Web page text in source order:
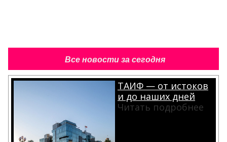
Все новости за сегодня
ТАИФ — от истоков
и до наших дней
Читать подробнее